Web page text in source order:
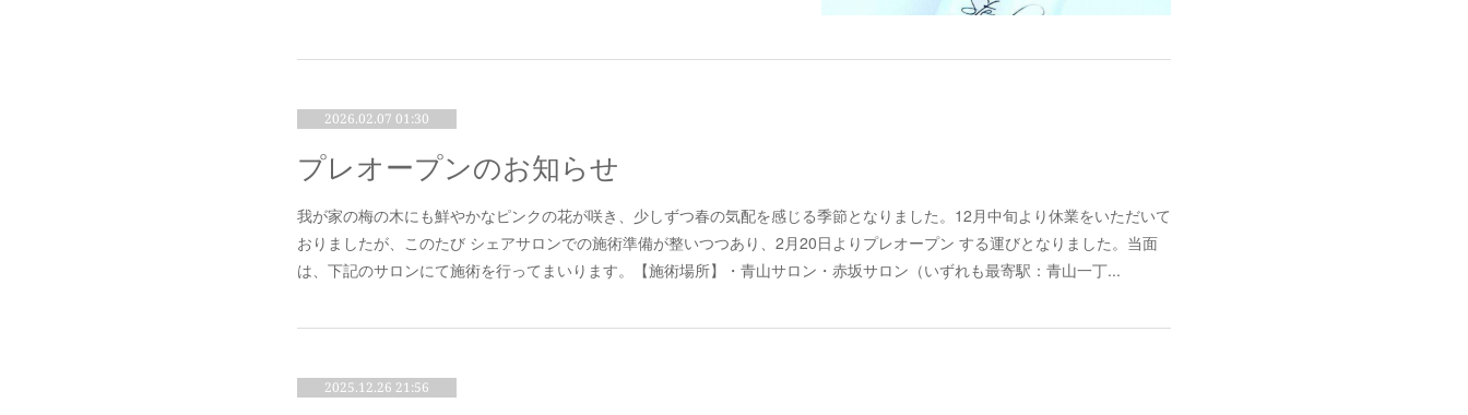
2026.02.07 01:30
プレオープンのお知らせ
我が家の梅の木にも鮮やかなピンクの花が咲き、少しずつ春の気配を感じる季節となりました。12月中旬より休業をいただいて
おりましたが、このたび シェアサロンでの施術準備が整いつつあり、2月20日よりプレオープン する運びとなりました。当面
は、下記のサロンにて施術を行ってまいります。【施術場所】・青山サロン・赤坂サロン（いずれも最寄駅：青山一丁...
2025.12.26 21:56